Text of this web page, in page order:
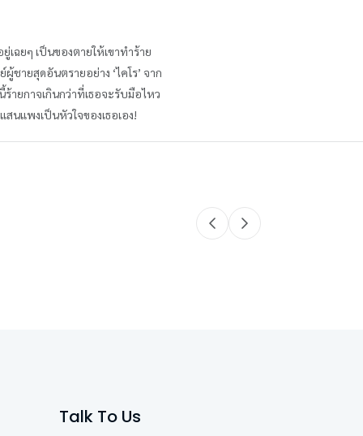
เฉยๆ เป็นของตายให้เขาทำร้าย
ชายสุดอันตรายอย่าง ‘ไคโร’ จาก
ายกาจเกินกว่าที่เธอจะรับมือไหว
นแพงเป็นหัวใจของเธอเอง!
Talk To Us